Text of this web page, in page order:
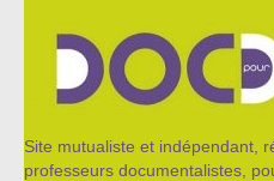
Site mutualiste et indépendant,
professeurs documentalistes,